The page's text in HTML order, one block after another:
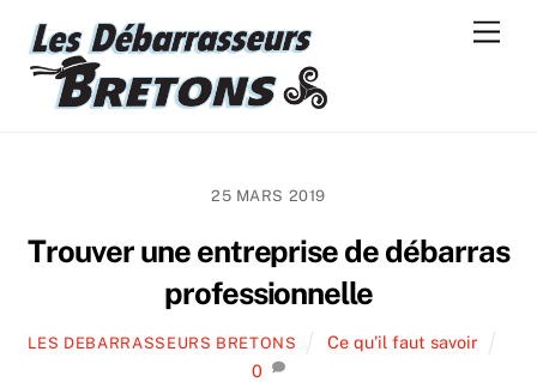
content
25 MARS 2019
Trouver une entreprise de débarras
professionnelle
LES DEBARRASSEURS BRETONS
Ce qu'il faut savoir
0